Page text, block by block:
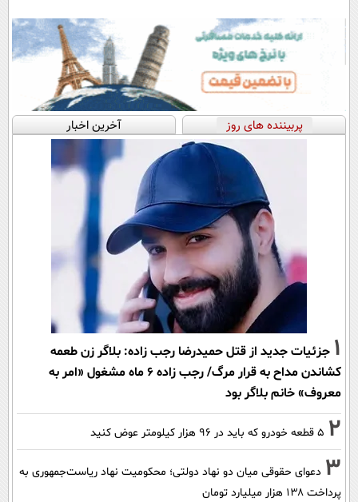
پربیننده های روز آخرین اخبار
1 جزئیات جدید از قتل حمیدرضا رجب زاده: بلاگر زن طعمه
کشاندن مداح به قرار مرگ/ رجب زاده 6 ماه مشغول «امر به
معروف» خانم بلاگر بود
2 ۵ قطعه خودرو که باید در ۹۶ هزار کیلومتر عوض کنید
3 دعوای حقوقی میان دو نهاد دولتی؛ محکومیت نهاد ریاست‌جمهوری به
پرداخت ۱۳۸ هزار میلیارد تومان